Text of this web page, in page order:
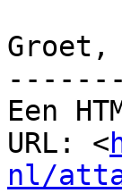
Een
URL: <
nl/